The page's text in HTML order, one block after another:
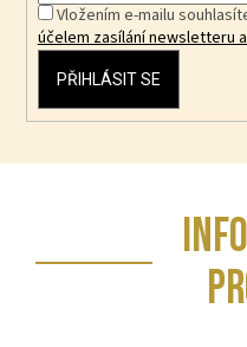
Vložením e-mailu
účelem zasílání newsletteru
PŘIHLÁSIT SE